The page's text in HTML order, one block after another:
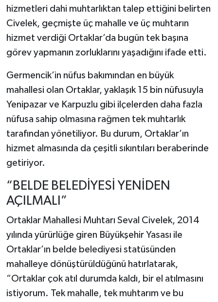
hizmetleri dahi muhtarlıktan talep ettiğini belirten
Civelek, geçmişte üç mahalle ve üç muhtarın
hizmet verdiği Ortaklar’da bugün tek başına
görev yapmanın zorluklarını yaşadığını ifade etti.
Germencik’in nüfus bakımından en büyük
mahallesi olan Ortaklar, yaklaşık 15 bin nüfusuyla
Yenipazar ve Karpuzlu gibi ilçelerden daha fazla
nüfusa sahip olmasına rağmen tek muhtarlık
tarafından yönetiliyor. Bu durum, Ortaklar’ın
hizmet almasında da çeşitli sıkıntıları beraberinde
getiriyor.
“BELDE BELEDİYESİ YENİDEN
AÇILMALI”
Ortaklar Mahallesi Muhtarı Seval Civelek, 2014
yılında yürürlüğe giren Büyükşehir Yasası ile
Ortaklar’ın belde belediyesi statüsünden
mahalleye dönüştürüldüğünü hatırlatarak,
“Ortaklar çok atıl durumda kaldı, bir el atılmasını
istiyorum. Tek mahalle, tek muhtarım ve bu